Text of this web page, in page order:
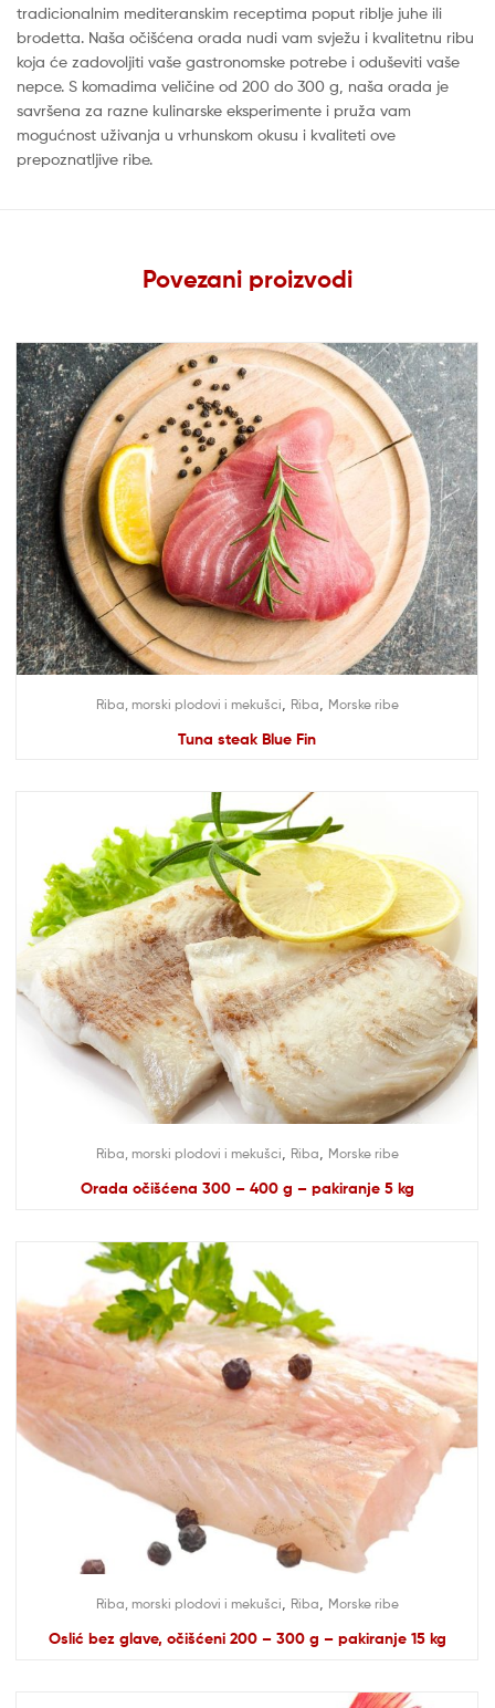
tradicionalnim mediteranskim receptima poput riblje juhe ili
brodetta. Naša očišćena orada nudi vam svježu i kvalitetnu ribu
koja će zadovoljiti vaše gastronomske potrebe i oduševiti vaše
nepce. S komadima veličine od 200 do 300 g, naša orada je
savršena za razne kulinarske eksperimente i pruža vam
mogućnost uživanja u vrhunskom okusu i kvaliteti ove
prepoznatljive ribe.
Povezani proizvodi
Riba, morski plodovi i mekušci Riba Morske ribe
Tuna steak Blue Fin
Riba, morski plodovi i mekušci, Riba, Morske ribe
Orada očišćena 300 – 400 g – pakiranje 5 kg
Riba, morski plodovi i mekušci Riba Morske ribe
Oslić bez glave, očišćeni 200 – 300 g – pakiranje 15 kg